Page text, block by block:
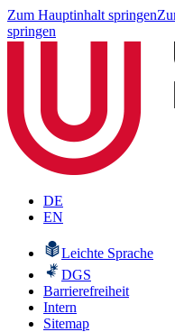
Zum Hauptinhalt springen
springen
DE
EN
Leichte Sprache
DGS
Barrierefreiheit
Intern
Sitemap